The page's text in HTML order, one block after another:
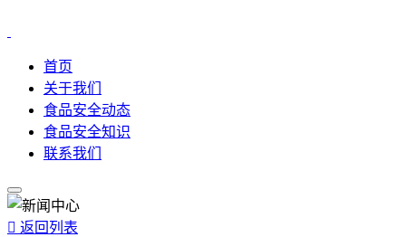
首页
关于我们
食品安全动态
食品安全知识
联系我们
 返回列表